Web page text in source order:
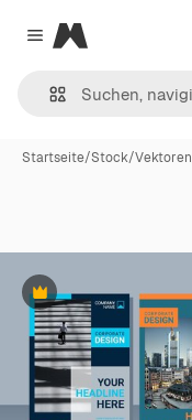
Close menu
Magnific
Startseite/Stock/Vektoren
Premium